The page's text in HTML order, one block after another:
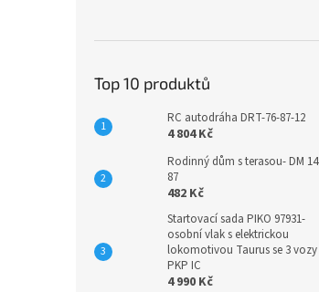
Top 10 produktů
RC autodráha DRT-76-87-12
4 804 Kč
Rodinný dům s terasou- DM 14
87
482 Kč
Startovací sada PIKO 97931-
osobní vlak s elektrickou
lokomotivou Taurus se 3 vozy
PKP IC
4 990 Kč